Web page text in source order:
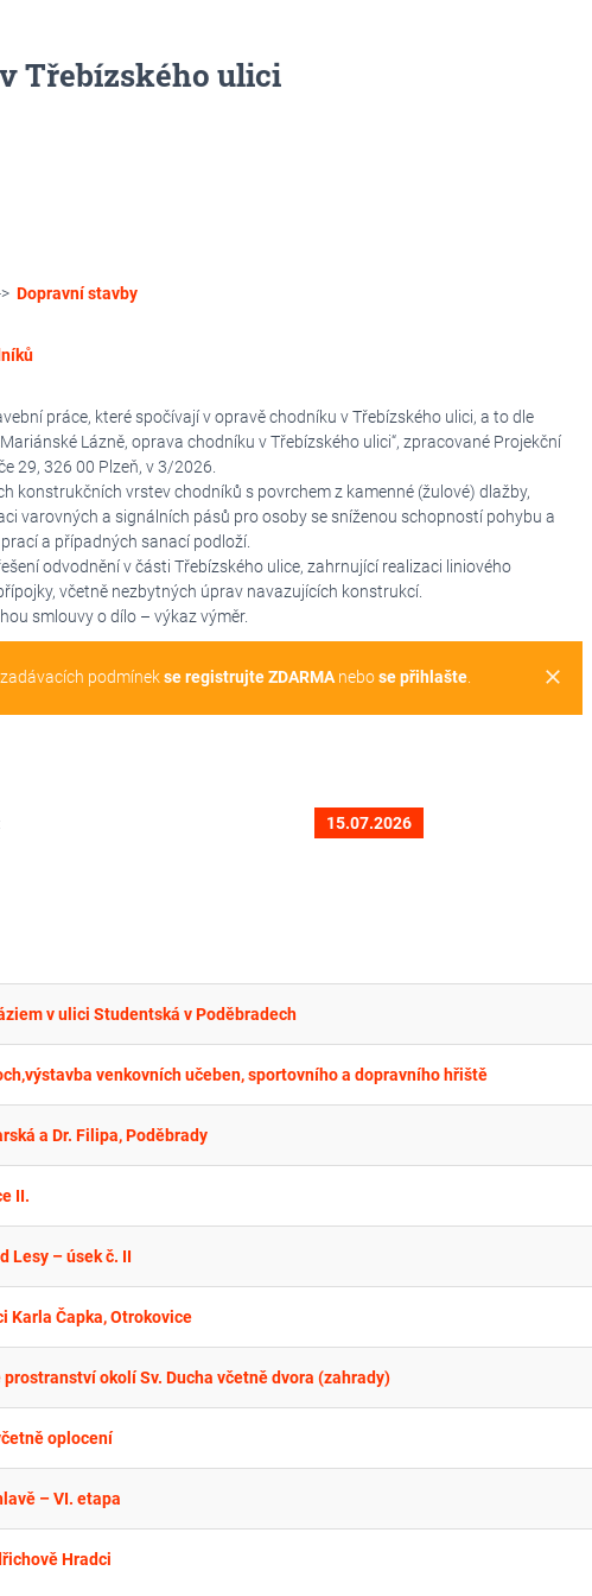
Třebízského ulici
Dopravní stavby
práce, které spočívají v opravě chodníku v Třebízského ulici, a to dle
Lázně, oprava chodníku v Třebízského ulici“, zpracované Projekční
29, 326 00 Plzeň, v 3/2026.
konstrukčních vrstev chodníků s povrchem z kamenné (žulové) dlažby,
varovných a signálních pásů pro osoby se sníženou schopností pohybu a
a případných sanací podloží.
odvodnění v části Třebízského ulice, zahrnující realizaci liniového
včetně nezbytných úprav navazujících konstrukcí.
smlouvy o dílo – výkaz výměr.
clear
podmínekse registrujte ZDARMAnebose přihlašte.
15.07.2026
v ulici Studentská v Poděbradech
venkovních učeben, sportovního a dopravního hřiště
a Dr. Filipa, Poděbrady
II.
Lesy – úsek č. II
Karla Čapka, Otrokovice
okolí Sv. Ducha včetně dvora (zahrady)
oplocení
– VI. etapa
Hradci